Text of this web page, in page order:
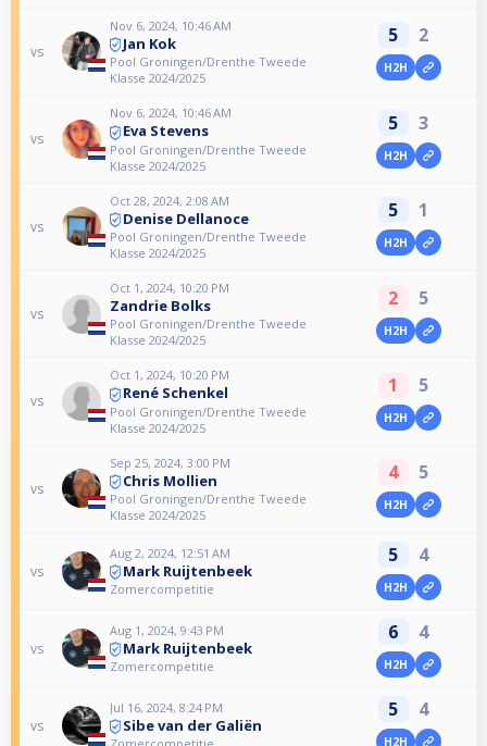
vs
Nov 6, 2024, 10:46 AM
Jan Kok
Pool Groningen/Drenthe Tweede
Klasse 2024/2025
5 2
H2H
vs
Nov 6, 2024, 10:46 AM
Eva Stevens
Pool Groningen/Drenthe Tweede
Klasse 2024/2025
5 3
H2H
vs
Oct 28, 2024, 2:08 AM
Denise Dellanoce
Pool Groningen/Drenthe Tweede
Klasse 2024/2025
5 1
H2H
vs
Oct 1, 2024, 10:20 PM
Zandrie Bolks
Pool Groningen/Drenthe Tweede
Klasse 2024/2025
2 5
H2H
vs
Oct 1, 2024, 10:20 PM
René Schenkel
Pool Groningen/Drenthe Tweede
Klasse 2024/2025
1 5
H2H
vs
Sep 25, 2024, 3:00 PM
Chris Mollien
Pool Groningen/Drenthe Tweede
Klasse 2024/2025
4 5
H2H
vs
Aug 2, 2024, 12:51 AM
Mark Ruijtenbeek
Zomercompetitie
5 4
H2H
vs
Aug 1, 2024, 9:43 PM
Mark Ruijtenbeek
Zomercompetitie
6 4
H2H
vs
Jul 16, 2024, 8:24 PM
Sibe van der Galiën
5 4
H2H